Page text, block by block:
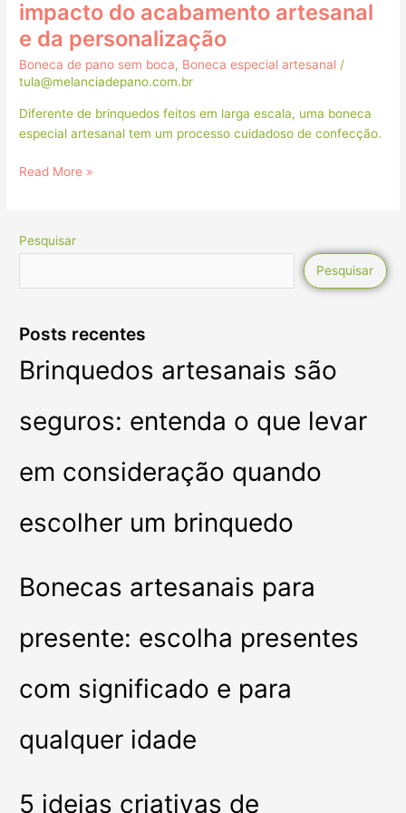
impacto do acabamento artesanal
e da personalização
Boneca de pano sem boca, Boneca especial artesanal /
tula@melanciadepano.com.br
Diferente de brinquedos feitos em larga escala, uma boneca
especial artesanal tem um processo cuidadoso de confecção.
Read More »
Pesquisar
Pesquisar
Posts recentes
Brinquedos artesanais são
seguros: entenda o que levar
em consideração quando
escolher um brinquedo
Bonecas artesanais para
presente: escolha presentes
com significado e para
qualquer idade
5 ideias criativas de